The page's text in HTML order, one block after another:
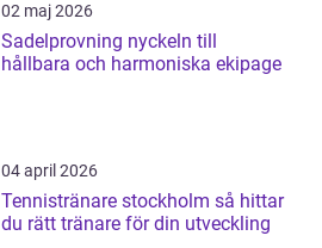
02 maj 2026
Sadelprovning nyckeln till
hållbara och harmoniska ekipage
04 april 2026
Tennistränare stockholm så hittar
du rätt tränare för din utveckling